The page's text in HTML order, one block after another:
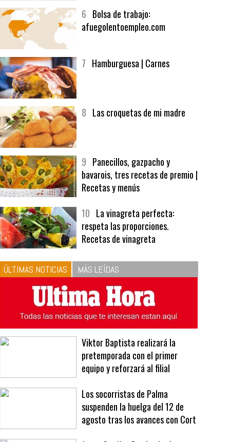
afuegolentoempleo.com
bavarois, tres recetas de premio |
Recetas y menús
respeta las proporciones.
Recetas de vinagreta
ÚLTIMAS NOTICIAS MÁS LEÍDAS
pretemporada con el primer
equipo y reforzará al filial